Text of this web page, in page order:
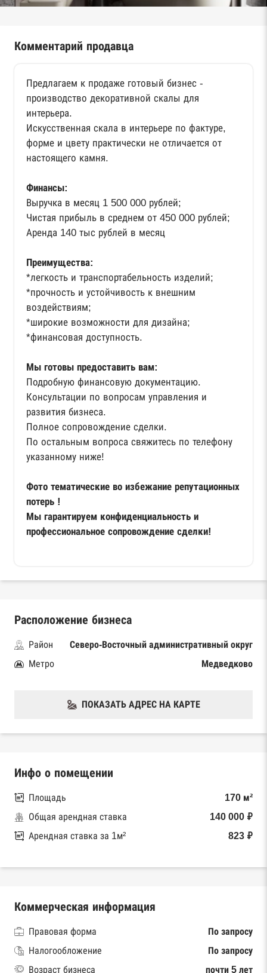
Комментарий продавца
Предлагаем к продаже готовый бизнес -
производство декоративной скалы для
интерьера.
Искусственная скала в интерьере по фактуре,
форме и цвету практически не отличается от
настоящего камня.
Финансы:
Выручка в месяц 1 500 000 рублей;
Чистая прибыль в среднем от 450 000 рублей;
Аренда 140 тыс рублей в месяц
Преимущества:
*легкость и транспортабельность изделий;
*прочность и устойчивость к внешним
воздействиям;
*широкие возможности для дизайна;
*финансовая доступность.
Мы готовы предоставить вам:
Подробную финансовую документацию.
Консультации по вопросам управления и
развития бизнеса.
Полное сопровождение сделки.
По остальным вопроса свяжитесь по телефону
указанному ниже!
Фото тематические во избежание репутационных
потерь !
Мы гарантируем конфиденциальность и
профессиональное сопровождение сделки!
Расположение бизнеса
Район
Северо-Восточный административный округ
Метро
Медведково
ПОКАЗАТЬ АДРЕС НА КАРТЕ
Инфо о помещении
Площадь
170 м²
Общая арендная ставка
140 000 ₽
Арендная ставка за 1м²
823 ₽
Коммерческая информация
Правовая форма
По запросу
Налогообложение
По запросу
Возраст бизнеса
почти 5 лет